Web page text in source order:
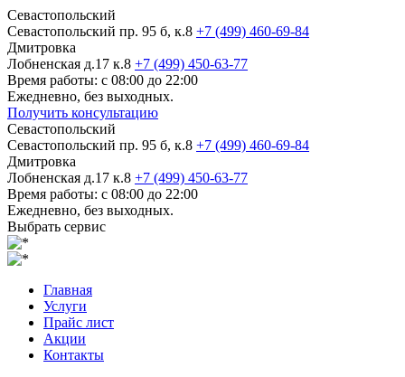
Севастопольский
Севастопольский пр. 95 б, к.8 +7 (499) 460-69-84
Дмитровка
Лобненская д.17 к.8 +7 (499) 450-63-77
Время работы: с 08:00 до 22:00
Ежедневно, без выходных.
Получить консультацию
Севастопольский
Севастопольский пр. 95 б, к.8 +7 (499) 460-69-84
Дмитровка
Лобненская д.17 к.8 +7 (499) 450-63-77
Время работы: с 08:00 до 22:00
Ежедневно, без выходных.
Выбрать сервис
Главная
Услуги
Прайс лист
Акции
Контакты